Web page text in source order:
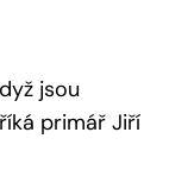
jsou
primář Jiří